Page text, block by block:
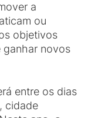
a
ou
objetivos
ganhar novos
entre os dias
cidade